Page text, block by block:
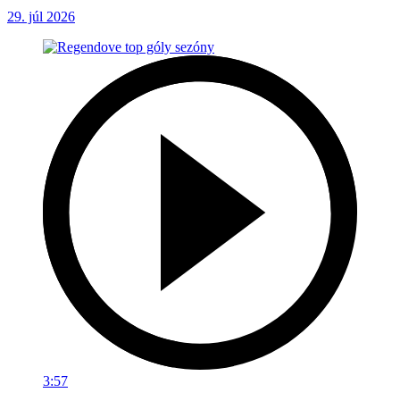
29. júl 2026
3:57